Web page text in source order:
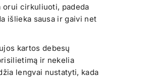
orui cirkuliuoti, padeda
išlieka sausa ir gaivi net
kartos debesų
ir nekelia
lengvai nustatyti, kada